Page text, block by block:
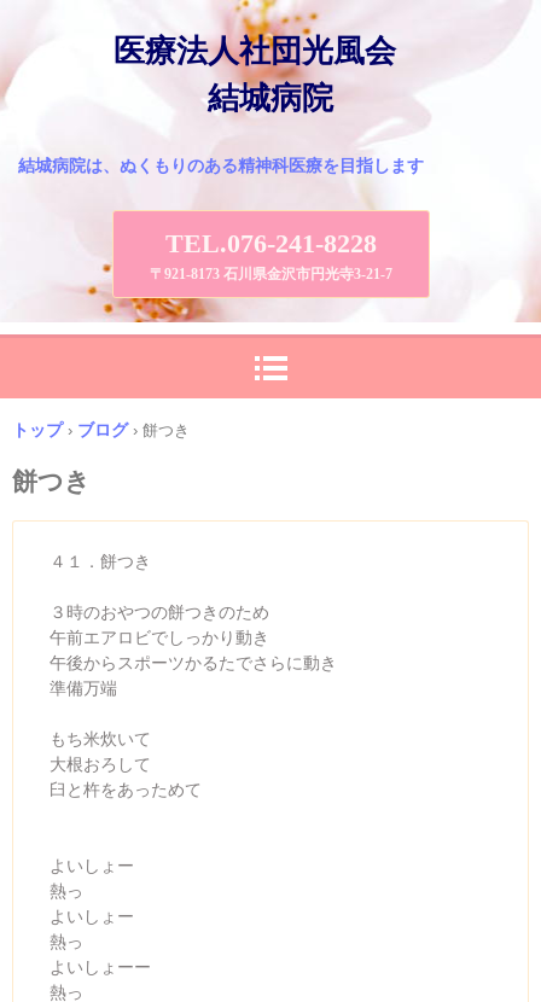
医療法人社団光風会
結城病院
結城病院は、ぬくもりのある精神科医療を目指します
TEL.076-241-8228
〒921-8173 石川県金沢市円光寺3-21-7
トップ › ブログ › 餅つき
餅つき
４１．餅つき
３時のおやつの餅つきのため
午前エアロビでしっかり動き
午後からスポーツかるたでさらに動き
準備万端
もち米炊いて
大根おろして
臼と杵をあっためて
よいしょー
熱っ
よいしょー
熱っ
よいしょーー
熱っ